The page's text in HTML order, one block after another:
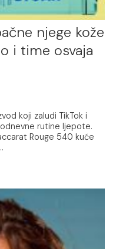
njege kože
i time osvaja
koji zaludi TikTok i
rutine ljepote.
Rouge 540 kuće